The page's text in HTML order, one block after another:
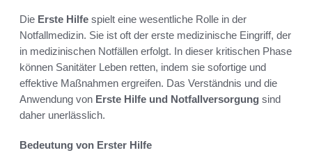
Die Erste Hilfe spielt eine wesentliche Rolle in der
Notfallmedizin. Sie ist oft der erste medizinische Eingriff, der
in medizinischen Notfällen erfolgt. In dieser kritischen Phase
können Sanitäter Leben retten, indem sie sofortige und
effektive Maßnahmen ergreifen. Das Verständnis und die
Anwendung von Erste Hilfe und Notfallversorgung sind
daher unerlässlich.
Bedeutung von Erster Hilfe